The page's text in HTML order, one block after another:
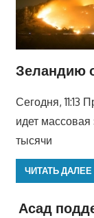
Зеландию
Сегодня, 11:13
идет
тысячи
ЧИТАТЬ ДАЛЕЕ
Асад